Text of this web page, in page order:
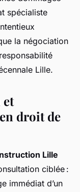
spécialiste
la négociation
Lille.
et
droit de
Lille
ciblée :
immédiat d’un